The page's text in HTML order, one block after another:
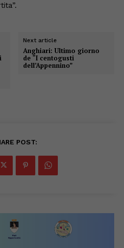
Next article
Anghiari: Ultimo giorno
de “I centogusti
dell’Appennino”
POST: